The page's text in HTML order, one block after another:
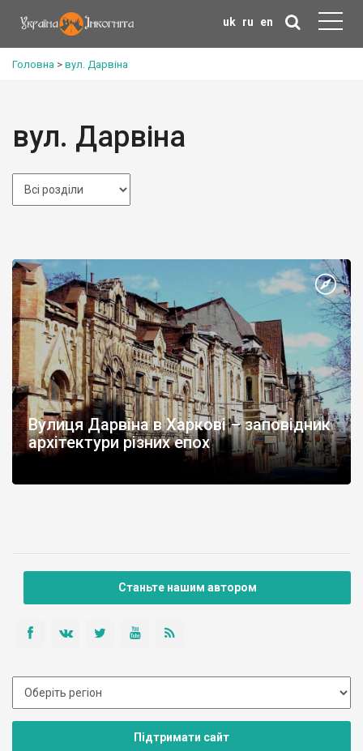
uk ru en
Головна > вул. Дарвіна
вул. Дарвіна
Вулиця Дарвіна в Харкові – заповідник
архітектури різних епох
Станьте нашим автором
Підтримати сайт